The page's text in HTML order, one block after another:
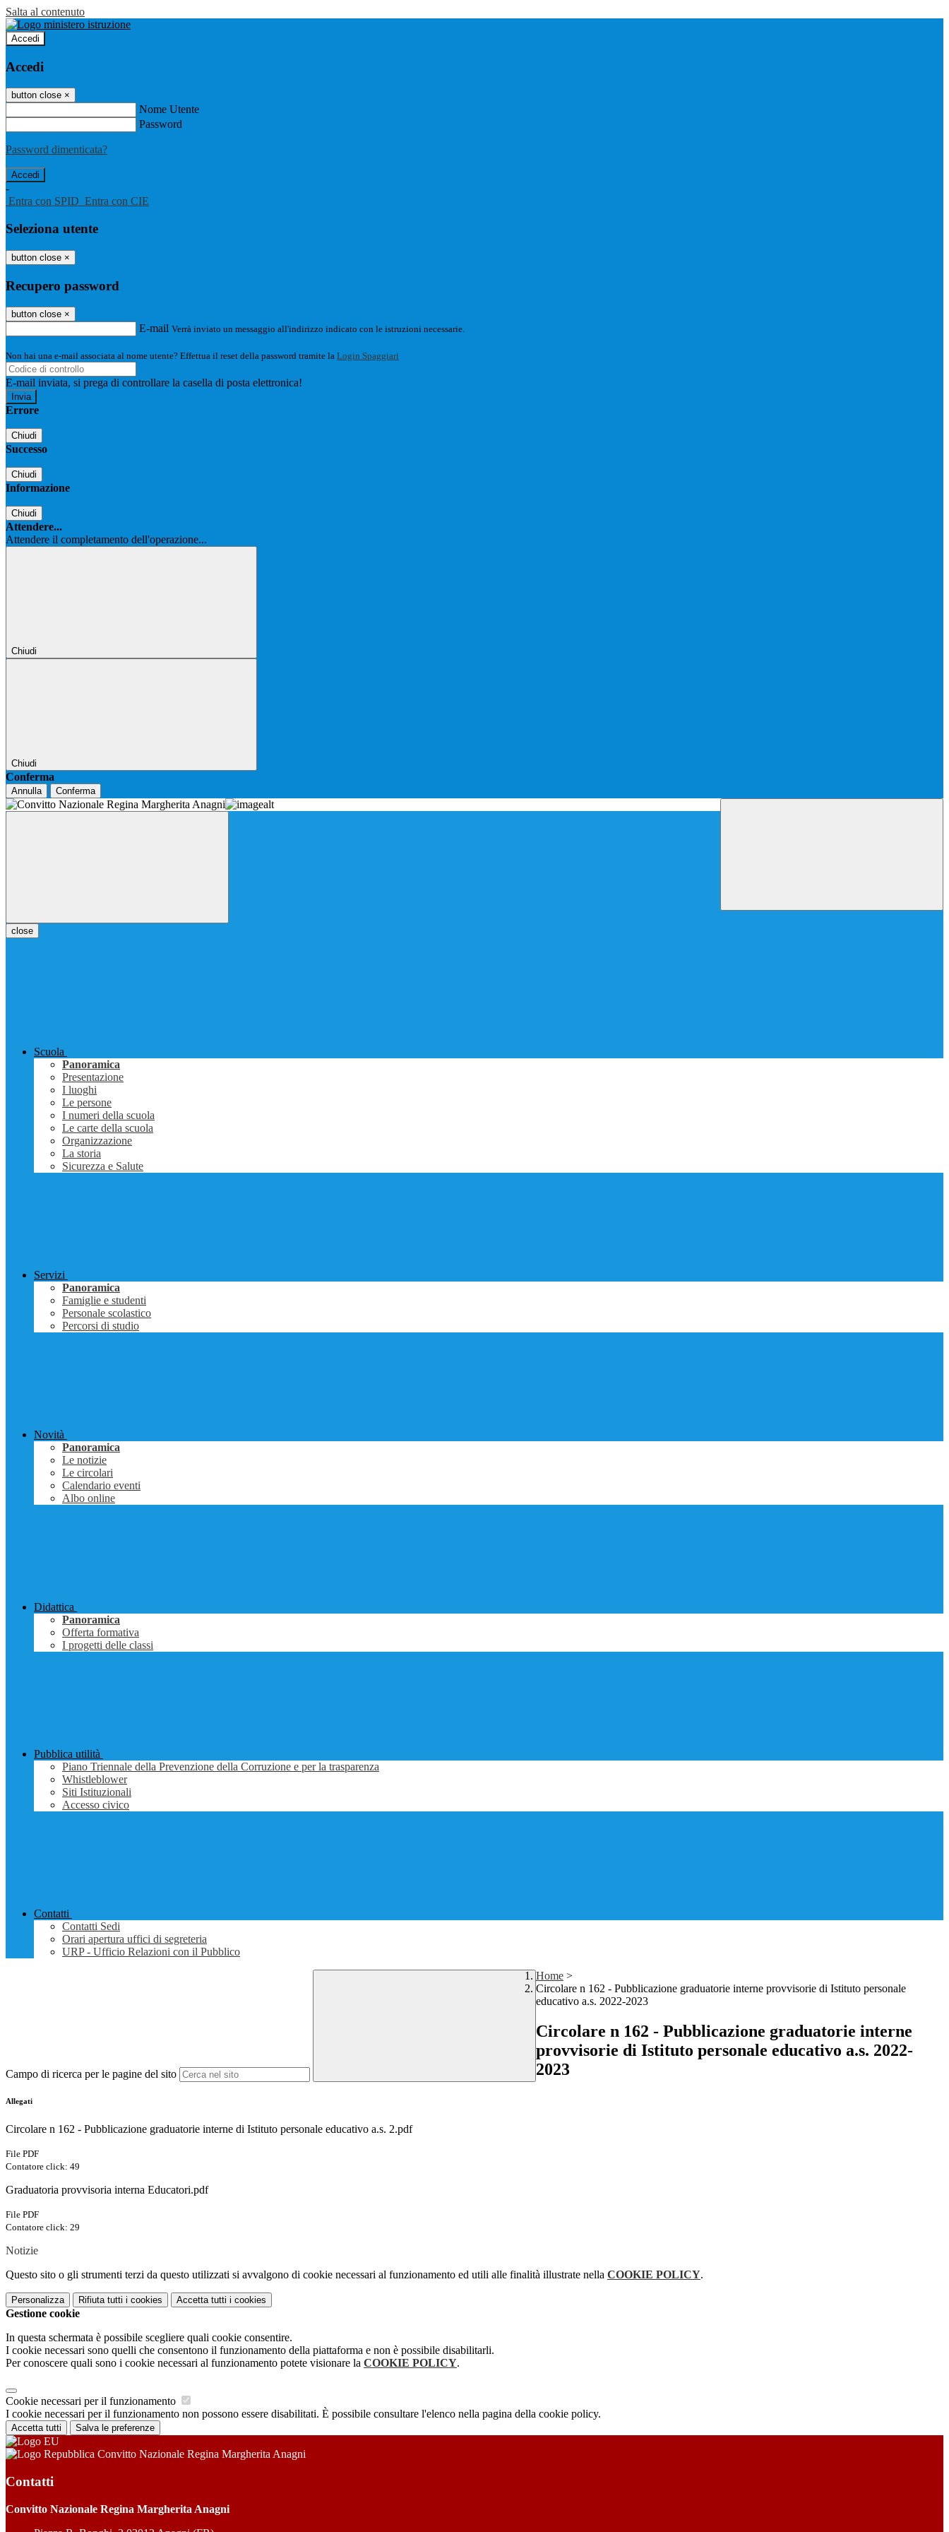
Salta al contenuto
Accedi
Accedi
button close ×
Nome Utente
Password
Password dimenticata?
-
Entra con SPID Entra con CIE
Seleziona utente
button close ×
Recupero password
button close ×
E-mail Verrà inviato un messaggio all'indirizzo indicato con le istruzioni necessarie.
Non hai una e-mail associata al nome utente? Effettua il reset della password tramite la Login Spaggiari
E-mail inviata, si prega di controllare la casella di posta elettronica!
Errore
Chiudi
Successo
Chiudi
Informazione
Chiudi
Attendere...
Attendere il completamento dell'operazione...
Chiudi
Chiudi
Conferma
Annulla Conferma
close
Scuola
Panoramica
Presentazione
I luoghi
Le persone
I numeri della scuola
Le carte della scuola
Organizzazione
La storia
Sicurezza e Salute
Servizi
Panoramica
Famiglie e studenti
Personale scolastico
Percorsi di studio
Novità
Panoramica
Le notizie
Le circolari
Calendario eventi
Albo online
Didattica
Panoramica
Offerta formativa
I progetti delle classi
Pubblica utilità
Piano Triennale della Prevenzione della Corruzione e per la trasparenza
Whistleblower
Siti Istituzionali
Accesso civico
Contatti
Contatti Sedi
Orari apertura uffici di segreteria
URP - Ufficio Relazioni con il Pubblico
Campo di ricerca per le pagine del sito
Home >
Circolare n 162 - Pubblicazione graduatorie interne provvisorie di Istituto personale
educativo a.s. 2022-2023
Circolare n 162 - Pubblicazione graduatorie interne
provvisorie di Istituto personale educativo a.s. 2022-
2023
Allegati
Circolare n 162 - Pubblicazione graduatorie interne di Istituto personale educativo a.s. 2.pdf
File PDF
Contatore click: 49
Graduatoria provvisoria interna Educatori.pdf
File PDF
Contatore click: 29
Notizie
Questo sito o gli strumenti terzi da questo utilizzati si avvalgono di cookie necessari al funzionamento ed utili alle finalità illustrate nella COOKIE POLICY.
Personalizza Rifiuta tutti i cookies Accetta tutti i cookies
Gestione cookie
In questa schermata è possibile scegliere quali cookie consentire.
I cookie necessari sono quelli che consentono il funzionamento della piattaforma e non è possibile disabilitarli.
Per conoscere quali sono i cookie necessari al funzionamento potete visionare la COOKIE POLICY.
Cookie necessari per il funzionamento
I cookie necessari per il funzionamento non possono essere disabilitati. È possibile consultare l'elenco nella pagina della cookie policy.
Accetta tutti Salva le preferenze
Convitto Nazionale Regina Margherita Anagni
Contatti
Convitto Nazionale Regina Margherita Anagni